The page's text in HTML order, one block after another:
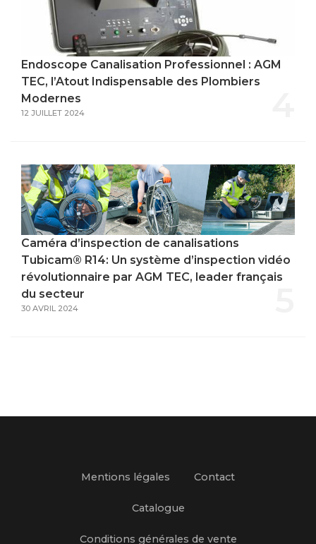
Endoscope Canalisation Professionnel : AGM
TEC, l’Atout Indispensable des Plombiers
Modernes
12 JUILLET 2024
Caméra d’inspection de canalisations
Tubicam® R14: Un système d’inspection vidéo
révolutionnaire par AGM TEC, leader français
du secteur
30 AVRIL 2024
Mentions légales Contact
Catalogue
Conditions générales de vente